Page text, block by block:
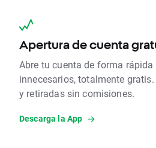
Apertura de cuenta
Abre tu cuenta de forma
innecesarios, totalmente
y retiradas sin comisiones.
Descarga la App